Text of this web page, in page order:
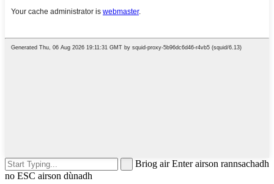
Briog air Enter airson rannsachadh
no ESC airson dùnadh